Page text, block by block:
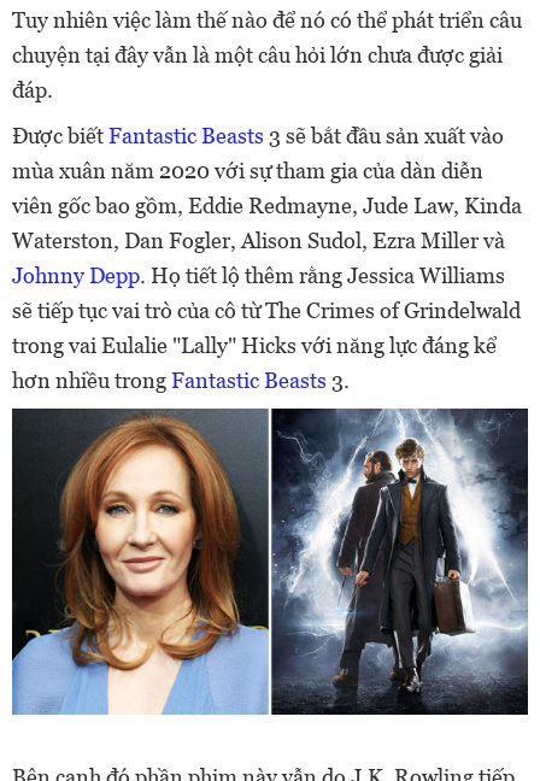
Tuy nhiên việc làm thế nào để nó có thể phát triển câu
chuyện tại đây vẫn là một câu hỏi lớn chưa được giải
đáp.
Được biếtFantastic Beasts 3 sẽ bắt đầu sản xuất vào
mùa xuân năm 2020 với sự tham gia của dàn diễn
viên gốc bao gồm, Eddie Redmayne, Jude Law, Kinda
Waterston, Dan Fogler, Alison Sudol, Ezra Miller và
Johnny Depp. Họ tiết lộ thêm rằng Jessica Williams
sẽ tiếp tục vai trò của cô từ The Crimes of Grindelwald
trong vai Eulalie "Lally" Hicks với năng lực đáng kể
hơn nhiều trongFantastic Beasts 3.